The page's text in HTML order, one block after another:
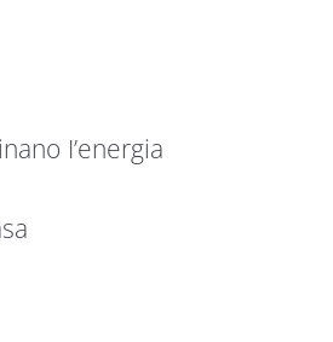
I’energia